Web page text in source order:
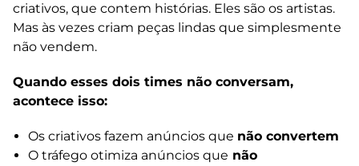
criativos, que contem histórias. Eles são os artistas.
Mas às vezes criam peças lindas que simplesmente
não vendem.
Quando esses dois times não conversam,
acontece isso:
Os criativos fazem anúncios que não convertem
O tráfego otimiza anúncios que não